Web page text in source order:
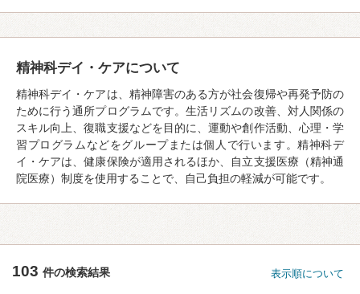
精神科デイ・ケアについて
精神科デイ・ケアは、精神障害のある方が社会復帰や再発予防の
ために行う通所プログラムです。生活リズムの改善、対人関係の
スキル向上、復職支援などを目的に、運動や創作活動、心理・学
習プログラムなどをグループまたは個人で行います。精神科デ
イ・ケアは、健康保険が適用されるほか、自立支援医療（精神通
院医療）制度を使用することで、自己負担の軽減が可能です。
103 件の検索結果 表示順について